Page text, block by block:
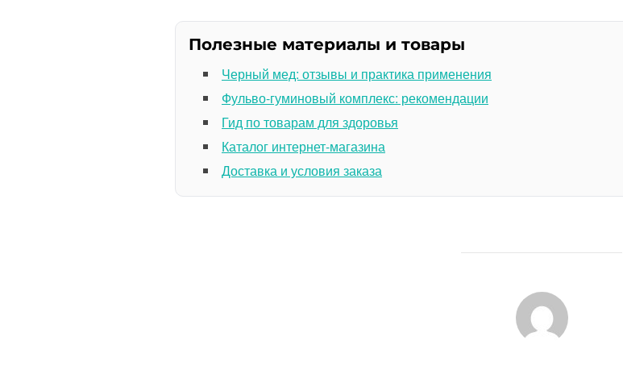
Полезные материалы и товары
Черный мед: отзывы и практика применения
Фульво-гуминовый комплекс: рекомендации
Гид по товарам для здоровья
Каталог интернет-магазина
Доставка и условия заказа
АВТОР ЗАПИСИ